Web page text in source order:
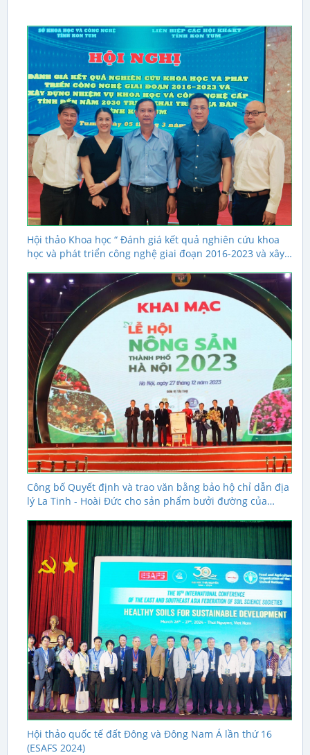
Hội thảo Khoa học “ Đánh giá kết quả nghiên cứu khoa
học và phát triển công nghệ giai đoạn 2016-2023 và xây
trên địa bàn tỉnh Kon Tum"
Công bố Quyết định và trao văn bằng bảo hộ chỉ dẫn địa
lý La Tinh - Hoài Đức cho sản phẩm bưởi đường của
Hội thảo quốc tế đất Đông và Đông Nam Á lần thứ 16
(ESAFS 2024)